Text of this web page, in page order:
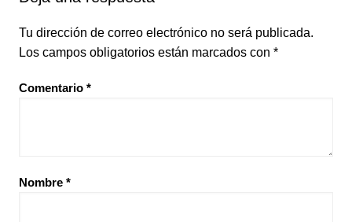
Tu dirección de correo electrónico no será publicada.
Los campos obligatorios están marcados con *
Comentario *
Nombre *